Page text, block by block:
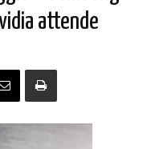
attende